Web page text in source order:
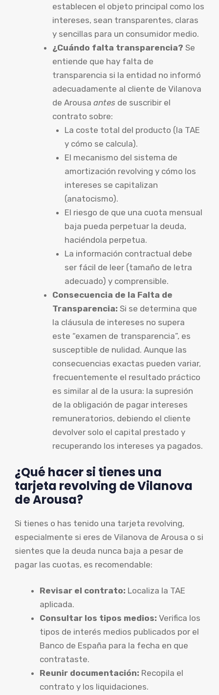
establecen el objeto principal como los
intereses, sean transparentes, claras
y sencillas para un consumidor medio.
¿Cuándo falta transparencia? Se
entiende que hay falta de
transparencia si la entidad no informó
adecuadamente al cliente de Vilanova
de Arousa antes de suscribir el
contrato sobre:
La coste total del producto (la TAE
y cómo se calcula).
El mecanismo del sistema de
amortización revolving y cómo los
intereses se capitalizan
(anatocismo).
El riesgo de que una cuota mensual
baja pueda perpetuar la deuda,
haciéndola perpetua.
La información contractual debe
ser fácil de leer (tamaño de letra
adecuado) y comprensible.
Consecuencia de la Falta de
Transparencia: Si se determina que
la cláusula de intereses no supera
este “examen de transparencia”, es
susceptible de nulidad. Aunque las
consecuencias exactas pueden variar,
frecuentemente el resultado práctico
es similar al de la usura: la supresión
de la obligación de pagar intereses
remuneratorios, debiendo el cliente
devolver solo el capital prestado y
recuperando los intereses ya pagados.
¿Qué hacer si tienes una
tarjeta revolving de Vilanova
de Arousa?
Si tienes o has tenido una tarjeta revolving,
especialmente si eres de Vilanova de Arousa o si
sientes que la deuda nunca baja a pesar de
pagar las cuotas, es recomendable:
Revisar el contrato: Localiza la TAE
aplicada.
Consultar los tipos medios: Verifica los
tipos de interés medios publicados por el
Banco de España para la fecha en que
contrataste.
Reunir documentación: Recopila el
contrato y los liquidaciones.